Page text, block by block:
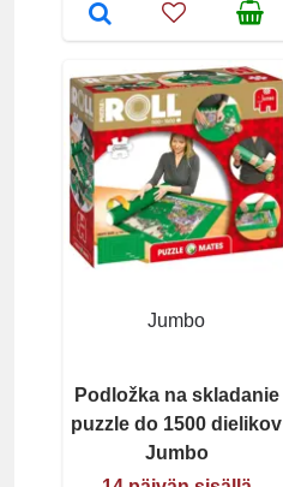
Jumbo
Podložka na skladanie
puzzle do 1500 dielikov
Jumbo